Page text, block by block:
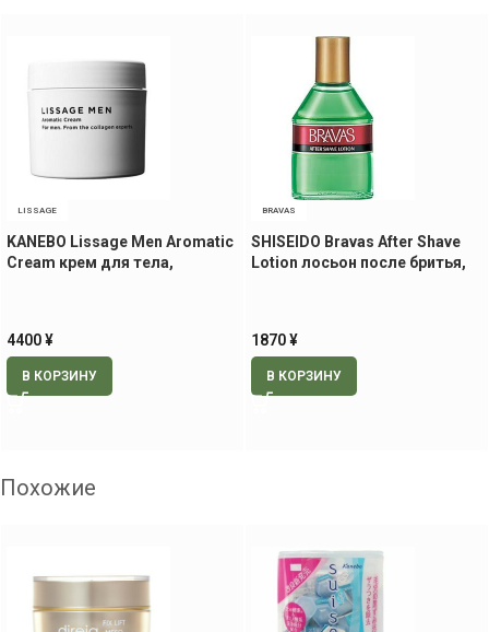
LISSAGE
KANEBO Lissage Men Aromatic
Cream крем для тела,
4400¥
В КОРЗИНУ
BRAVAS
SHISEIDO Bravas After Shave
Lotion лосьон после бритья,
1870¥
В КОРЗИНУ
Похожие